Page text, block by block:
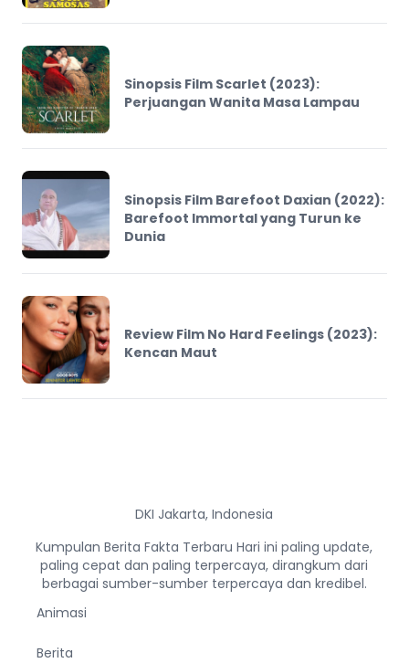
Sinopsis Film Scarlet (2023):
Perjuangan Wanita Masa Lampau
Sinopsis Film Barefoot Daxian (2022):
Barefoot Immortal yang Turun ke
Dunia
Review Film No Hard Feelings (2023):
Kencan Maut
DKI Jakarta, Indonesia
Kumpulan Berita Fakta Terbaru Hari ini paling update,
paling cepat dan paling terpercaya, dirangkum dari
berbagai sumber-sumber terpercaya dan kredibel.
Animasi
Berita